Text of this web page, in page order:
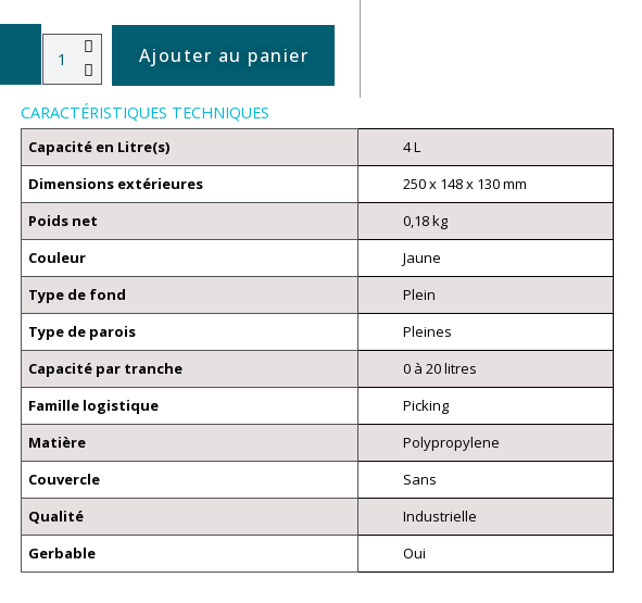
Ajouter au panier
CARACTÉRISTIQUES TECHNIQUES
Capacité en Litre(s)
4 L
Dimensions extérieures
250 x 148 x 130 mm
Poids net
0,18 kg
Couleur
Jaune
Type de fond
Plein
Type de parois
Pleines
Capacité par tranche
0 à 20 litres
Famille logistique
Picking
Matière
Polypropylene
Couvercle
Sans
Qualité
Industrielle
Gerbable
Oui